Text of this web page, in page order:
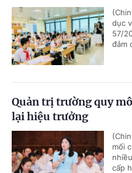
dục
57/
đảm
Quản trị trường quy
lại hiệu trưởng
mối
cấp